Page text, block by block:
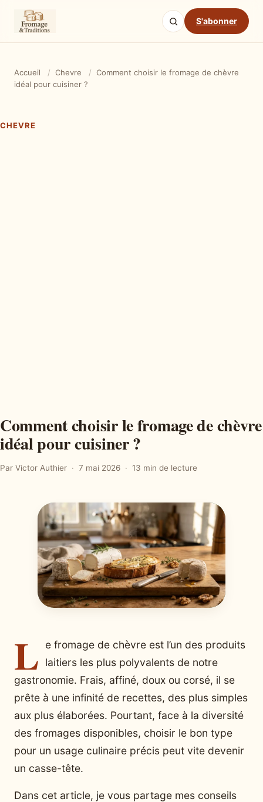
S'abonner
Accueil / Chevre / Comment choisir le fromage de chèvre
idéal pour cuisiner ?
CHEVRE
Comment choisir le fromage de chèvre
idéal pour cuisiner ?
Par Victor Authier 7 mai 2026 13 min de lecture
L
e fromage de chèvre est l’un des produits
laitiers les plus polyvalents de notre
gastronomie. Frais, affiné, doux ou corsé, il se
prête à une infinité de recettes, des plus simples
aux plus élaborées. Pourtant, face à la diversité
des fromages disponibles, choisir le bon type
pour un usage culinaire précis peut vite devenir
un casse-tête.
Dans cet article, je vous partage mes conseils